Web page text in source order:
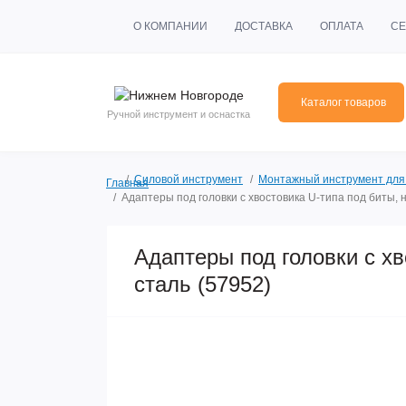
О КОМПАНИИ ДОСТАВКА ОПЛАТА
Ручной инструмент и оснастка
Каталог товаров
ГлавнаяСиловой инструмент
Монтажный инструмент
Адаптеры под головки с хвостовика U-типа под биты,
Адаптеры под головки с
сталь (57952)